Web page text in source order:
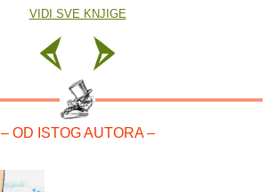
VIDI SVE KNJIGE
– OD ISTOG AUTORA –